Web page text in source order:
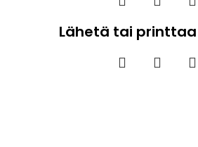
Lähetä tai